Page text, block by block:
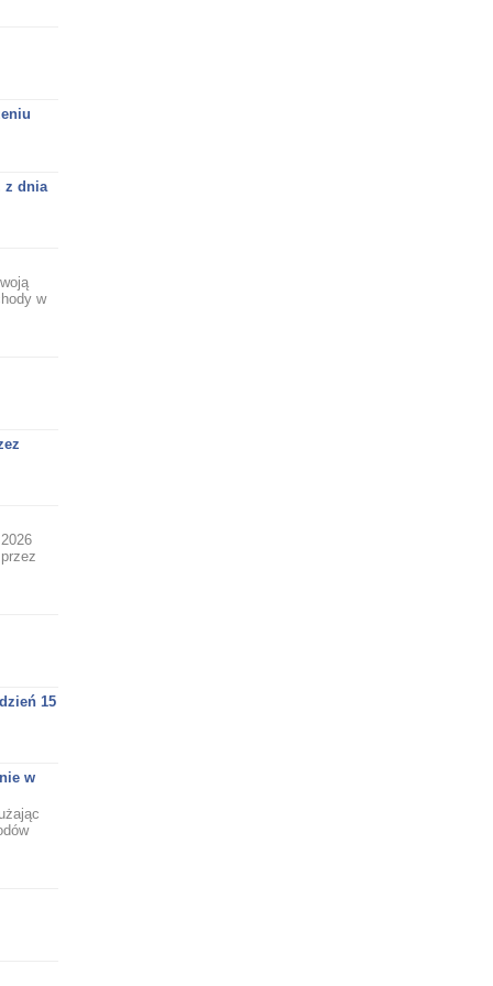
z dnia
w
15
w